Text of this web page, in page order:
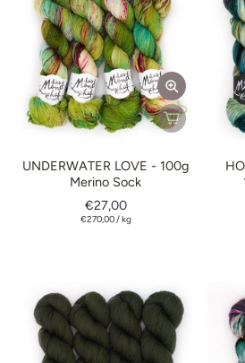
UNDERWATER LOVE - 100g
Merino Sock
€27,00
€270,00/kg